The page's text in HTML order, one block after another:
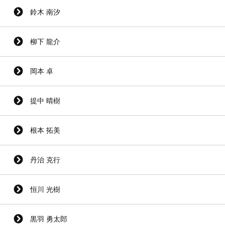
鈴木 南汐
柳下 龍介
岡本 卓
提中 晴樹
根本 拓美
丹治 克行
恒川 光樹
黒羽 勇太郎